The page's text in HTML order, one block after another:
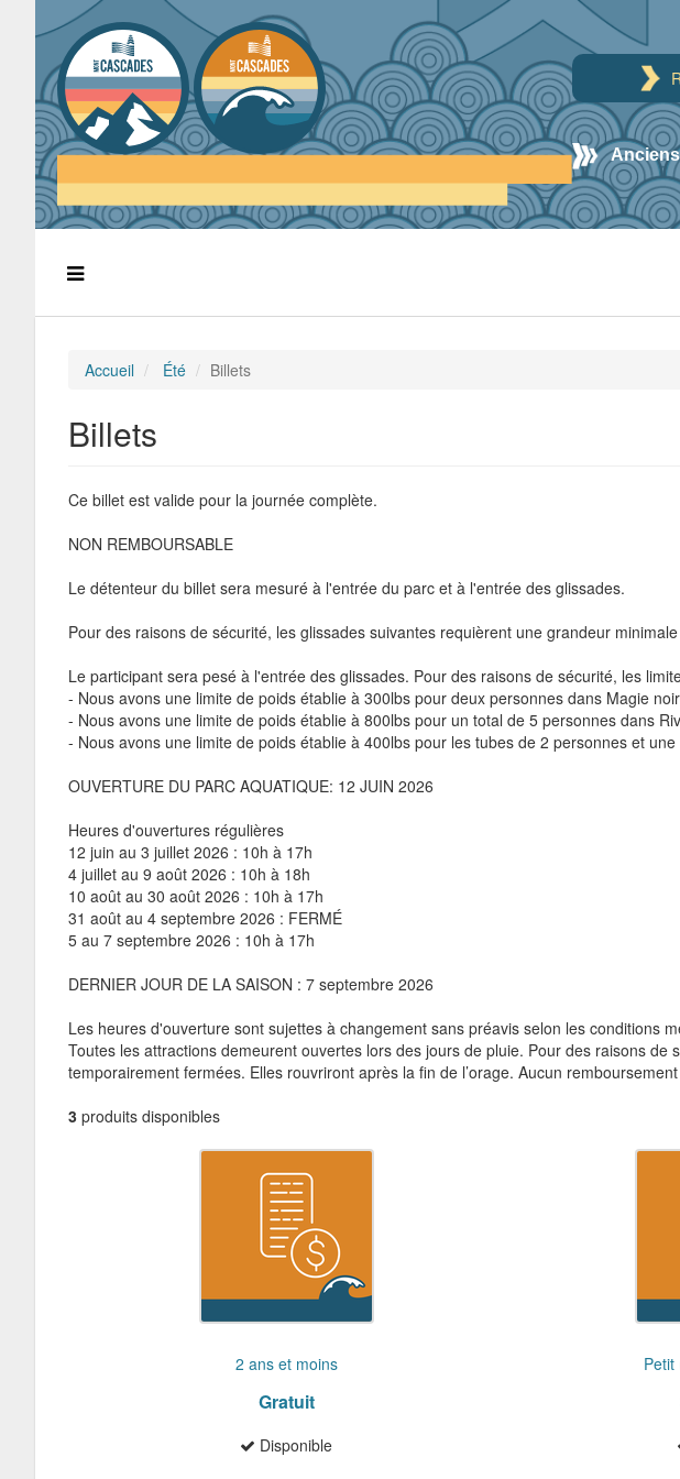
Anciens
Accueil Été Billets
Billets
Ce billet est valide pour la journée complète.
NON REMBOURSABLE
Le détenteur du billet sera mesuré à l'entrée du parc et à l'entrée des glissades.
Pour des raisons de sécurité, les glissades suivantes requièrent une grandeur
Le participant sera pesé à l'entrée des glissades. Pour des raisons de sécurité, les
- Nous avons une limite de poids établie à 300lbs pour deux personnes dans Magie
- Nous avons une limite de poids établie à 800lbs pour un total de 5 personnes dans
- Nous avons une limite de poids établie à 400lbs pour les tubes de 2 personnes et
OUVERTURE DU PARC AQUATIQUE: 12 JUIN 2026
Heures d'ouvertures régulières
12 juin au 3 juillet 2026 : 10h à 17h
4 juillet au 9 août 2026 : 10h à 18h
10 août au 30 août 2026 : 10h à 17h
31 août au 4 septembre 2026 : FERMÉ
5 au 7 septembre 2026 : 10h à 17h
DERNIER JOUR DE LA SAISON : 7 septembre 2026
Les heures d'ouverture sont sujettes à changement sans préavis selon les conditions
Toutes les attractions demeurent ouvertes lors des jours de pluie. Pour des raisons de
temporairement fermées. Elles rouvriront après la fin de l’orage. Aucun
3 produits disponibles
2 ans et moins
Gratuit
Disponible
Petit